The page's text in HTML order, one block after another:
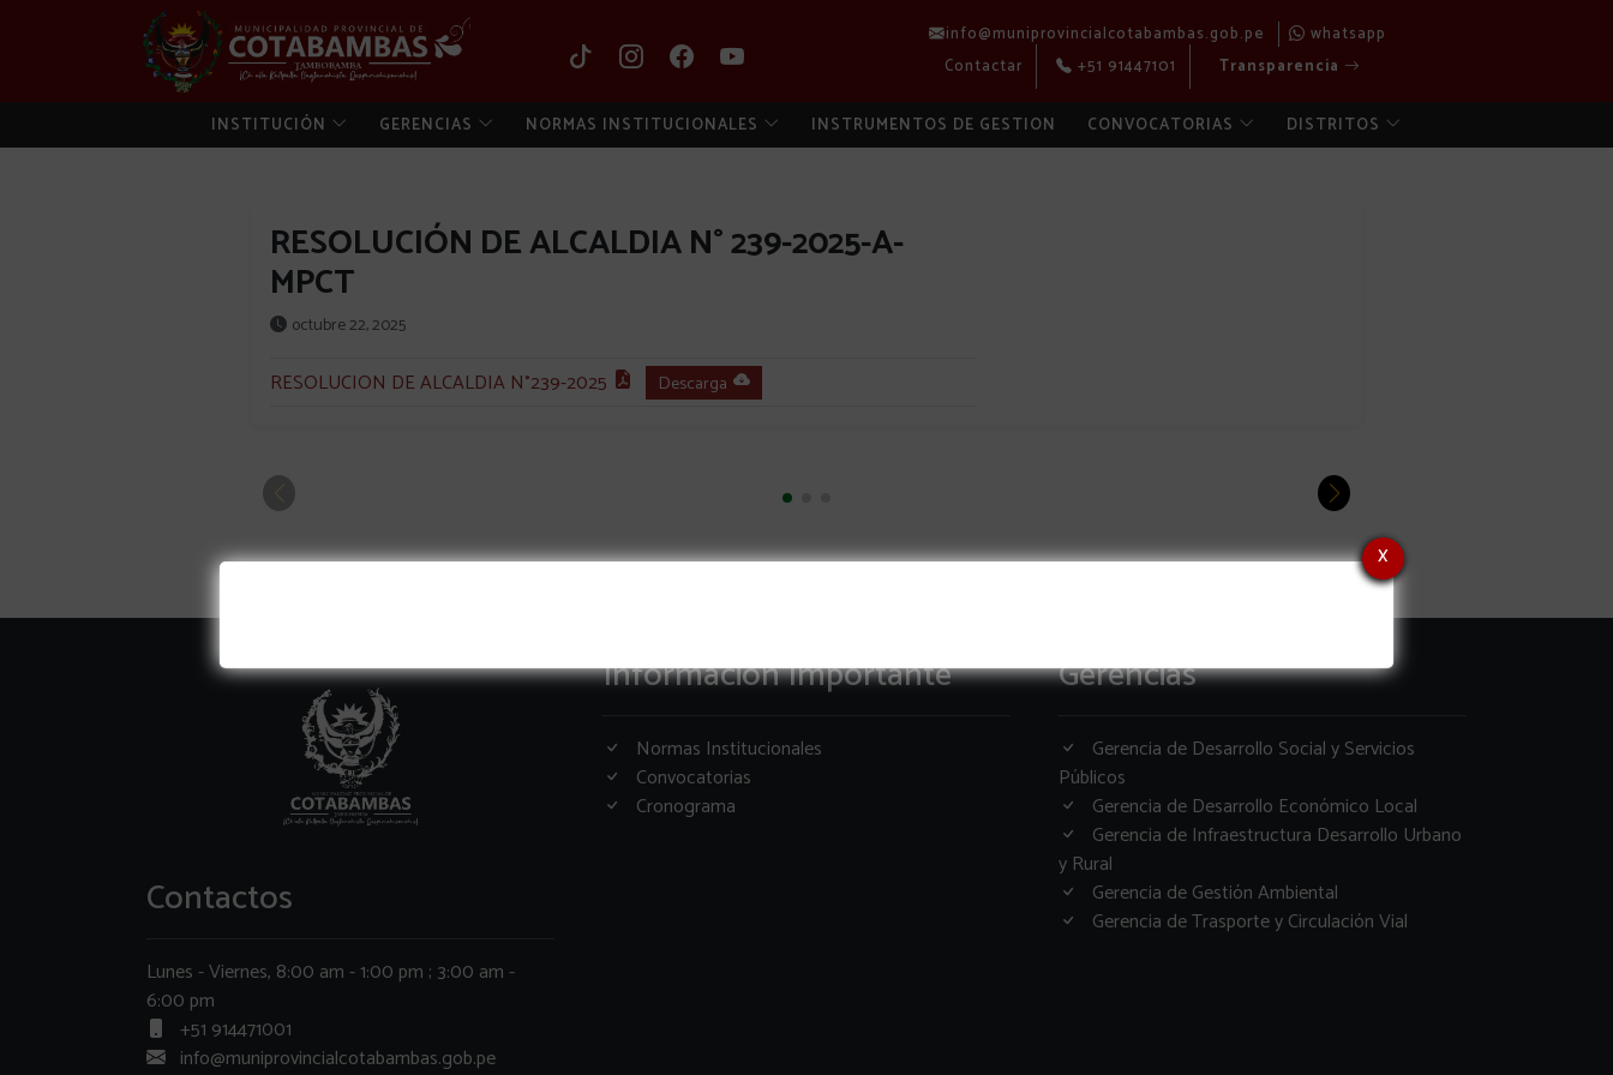
info@muniprovincialcotabambas.gob.pe
whatsapp
Contactar
+51 91447101 Transparencia
INSTITUCIÓN GERENCIAS NORMAS INSTITUCIONALES INSTRUMENTOS DE GESTION CONVOCATORIAS DISTRITOS
RESOLUCIÓN DE ALCALDIA N° 239-2025-A-
MPCT
octubre 22, 2025
RESOLUCION DE ALCALDIA N°239-2025 Descarga
x
Contactos
Lunes - Viernes, 8:00 am - 1:00 pm ; 3:00 am -
6:00 pm
+51 914471001
info@muniprovincialcotabambas.gob.pe
Informacion Importante
Normas Institucionales
Convocatorias
Cronograma
Gerencias
Gerencia de Desarrollo Social y Servicios
Públicos
Gerencia de Desarrollo Económico Local
Gerencia de Infraestructura Desarrollo Urbano
y Rural
Gerencia de Gestión Ambiental
Gerencia de Trasporte y Circulación Vial